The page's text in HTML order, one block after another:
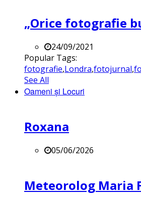
„Orice fotografie
24/09/2021
Popular Tags:
fotografie,Londra,fotojurnal,
See All
Oameni și Locuri
Roxana
05/06/2026
Meteorolog Maria